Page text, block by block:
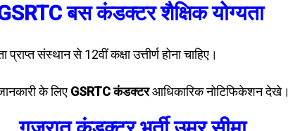
बस कंडक्टर शैक्षिक योग्यता
प्राप्त संस्थान से 12वीं कक्षा उत्तीर्ण होना चाहिए।
के लिए GSRTC कंडक्टरआधिकारिक नोटिफिकेशन देखे।